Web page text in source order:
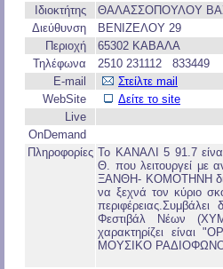
Ιδιοκτήτης
ΘΑΛΑΣΣΟΠΟΥΛΟΥ
Διεύθυνση
ΒΕΝΙΖΕΛΟΥ 29
Περιοχή
65302 ΚΑΒΑΛΑ
Τηλέφωνα
2510 231112 833449
E-mail
Στείλτε mail
WebSite
Δείτε το site
Live
OnDemand
Πληροφορίες Το ΚΑΝΑΛΙ 5 91.7
Θ. που λειτουργεί με
ΞΑΝΘΗ- ΚΟΜΟΤΗΝΗ
να ξεχνά τον κύριο
Φεστιβάλ Νέων
χαρακτηρίζει
ΜΟΥΣΙΚΟ